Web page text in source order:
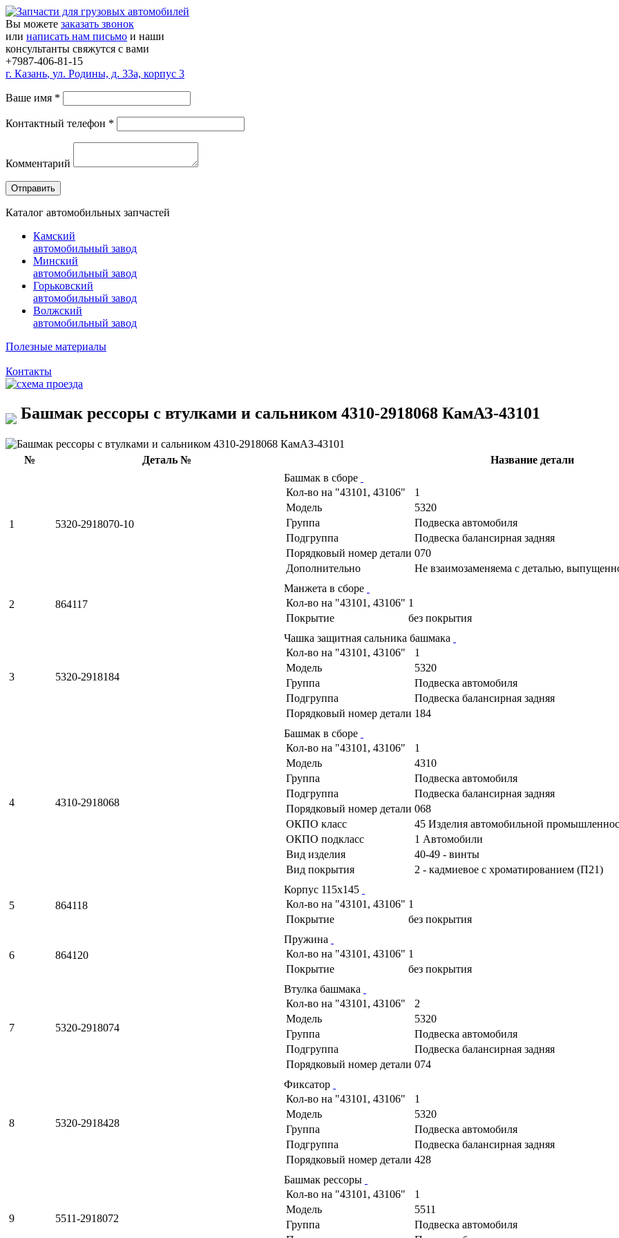
Вы можете заказать звонок
или написать нам письмо и наши
консультанты свяжутся с вами
+7987-406-81-15
г. Казань, ул. Родины, д. 33а, корпус 3
Ваше имя *
Контактный телефон *
Комментарий
Каталог автомобильных запчастей
Камский
автомобильный завод
Минский
автомобильный завод
Горьковский
автомобильный завод
Волжский
автомобильный завод
Полезные материалы
Контакты
Башмак рессоры с втулками и сальником 4310-2918068 КамАЗ-43101
№ Деталь № Название детали
1 5320-2918070-10
Башмак в сборе
Кол-во на "43101, 43106"
1
Модель
5320
Группа
Подвеска автомобиля
Подгруппа
Подвеска балансирная задняя
Порядковый номер детали 070
Дополнительно
Не взаимозаменяема с деталью,
2 864117
Манжета в сборе
Кол-во на "43101, 43106" 1
Покрытие
без покрытия
3 5320-2918184
Чашка защитная сальника башмака
Кол-во на "43101, 43106"
1
Модель
5320
Группа
Подвеска автомобиля
Подгруппа
Подвеска балансирная задняя
Порядковый номер детали 184
4 4310-2918068
Башмак в сборе
Кол-во на "43101, 43106"
1
Модель
4310
Группа
Подвеска автомобиля
Подгруппа
Подвеска балансирная задняя
Порядковый номер детали 068
ОКПО класс
45 Изделия автомобильной
ОКПО подкласс
1 Автомобили
Вид изделия
40-49 - винты
Вид покрытия
2 - кадмиевое с хроматированием (П21)
5 864118
Корпус 115х145
Кол-во на "43101, 43106" 1
Покрытие
без покрытия
6 864120
Пружина
Кол-во на "43101, 43106" 1
Покрытие
без покрытия
7 5320-2918074
Втулка башмака
Кол-во на "43101, 43106"
2
Модель
5320
Группа
Подвеска автомобиля
Подгруппа
Подвеска балансирная задняя
Порядковый номер детали 074
8 5320-2918428
Фиксатор
Кол-во на "43101, 43106"
1
Модель
5320
Группа
Подвеска автомобиля
Подгруппа
Подвеска балансирная задняя
Порядковый номер детали 428
9 5511-2918072
Башмак рессоры
Кол-во на "43101, 43106"
1
Модель
5511
Группа
Подвеска автомобиля